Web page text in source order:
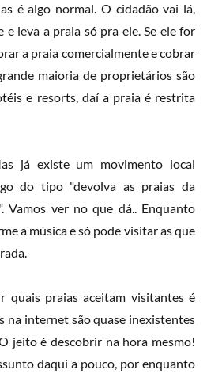
é algo normal. O cidadão vai lá,
leva a praia só pra ele. Se ele for
a praia comercialmente e cobrar
maioria de proprietários são
e resorts, daí a praia é restrita
já existe um movimento local
do tipo "devolva as praias da
Vamos ver no que dá.. Enquanto
a música e só pode visitar as que
quais praias aceitam visitantes é
na internet são quase inexistentes
jeito é descobrir na hora mesmo!
daqui a pouco, por enquanto